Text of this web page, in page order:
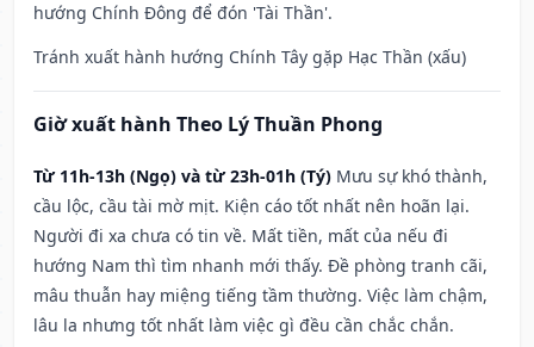
hướng Chính Đông để đón 'Tài Thần'.
Tránh xuất hành hướng Chính Tây gặp Hạc Thần (xấu)
Giờ xuất hành Theo Lý Thuần Phong
Từ 11h-13h (Ngọ) và từ 23h-01h (Tý) Mưu sự khó thành,
cầu lộc, cầu tài mờ mịt. Kiện cáo tốt nhất nên hoãn lại.
Người đi xa chưa có tin về. Mất tiền, mất của nếu đi
hướng Nam thì tìm nhanh mới thấy. Đề phòng tranh cãi,
mâu thuẫn hay miệng tiếng tầm thường. Việc làm chậm,
lâu la nhưng tốt nhất làm việc gì đều cần chắc chắn.